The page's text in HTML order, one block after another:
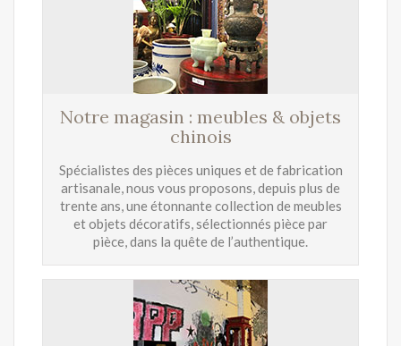
Notre magasin : meubles & objets
chinois
Spécialistes des pièces uniques et de fabrication
artisanale, nous vous proposons, depuis plus de
trente ans, une étonnante collection de meubles
et objets décoratifs, sélectionnés pièce par
pièce, dans la quête de l’authentique.